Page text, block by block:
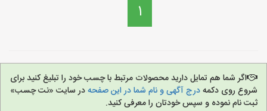
1
اگر شما هم تمایل دارید محصولات مرتبط با چسب خود را تبلیغ کنید برای
شروع روی دکمهدرج آگهی و نام شما در این صفحهدر سایت «نت چسب»
ثبت نام نموده و سپس خودتان را معرفی کنید.